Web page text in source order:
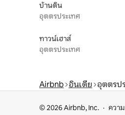
บ้านดิน
อุตตรประเทศ
ทาวน์เฮาส์
อุตตรประเทศ
Airbnb อินเดีย อุตตรป
© 2026 Airbnb, Inc. ควา